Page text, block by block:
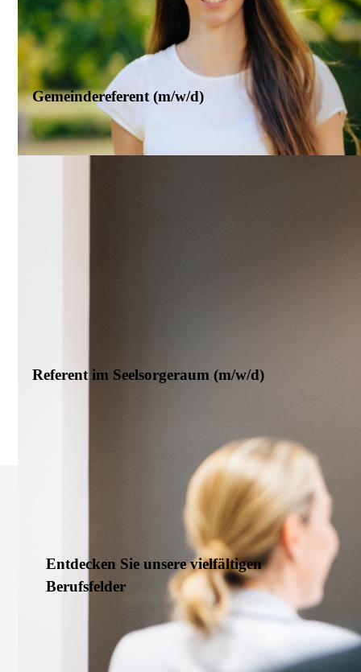
Brilon
Gemeindereferent (m/w/d)
Marienschule Brilon
Referent im Seelsorgeraum (m/w/d)
Entdecken Sie unsere vielfältigen
Berufsfelder
In unseren aktuellen Stellenangeboten haben Sie nicht das
Passende für sich gefunden? Dann ergreifen Sie gerne die